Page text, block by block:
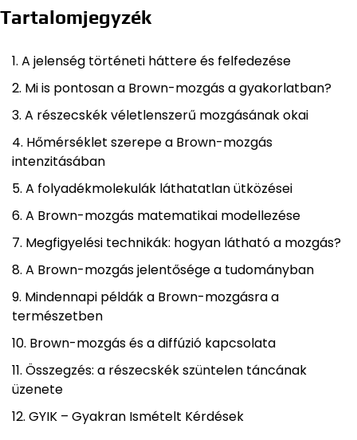
Tartalomjegyzék
A jelenség történeti háttere és felfedezése
Mi is pontosan a Brown-mozgás a gyakorlatban?
A részecskék véletlenszerű mozgásának okai
Hőmérséklet szerepe a Brown-mozgás
intenzitásában
A folyadékmolekulák láthatatlan ütközései
A Brown-mozgás matematikai modellezése
Megfigyelési technikák: hogyan látható a mozgás?
A Brown-mozgás jelentősége a tudományban
Mindennapi példák a Brown-mozgásra a
természetben
Brown-mozgás és a diffúzió kapcsolata
Összegzés: a részecskék szüntelen táncának
üzenete
GYIK – Gyakran Ismételt Kérdések